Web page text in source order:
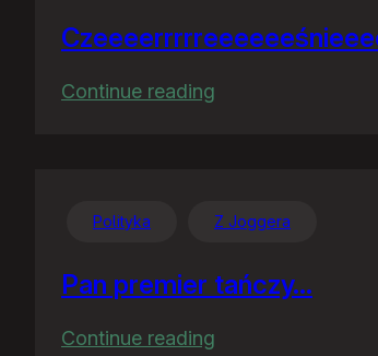
Continue reading
Polityka Z Joggera
Pan premier tańczy…
Continue reading